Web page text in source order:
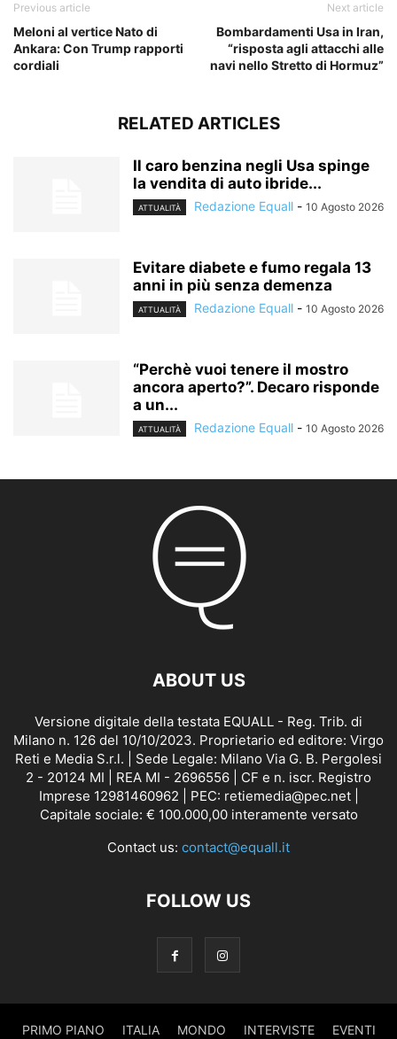
Previous article
Meloni al vertice Nato di
Ankara: Con Trump rapporti
cordiali
Next article
Bombardamenti Usa in Iran,
“risposta agli attacchi alle
navi nello Stretto di Hormuz”
RELATED ARTICLES
Il caro benzina negli Usa spinge
la vendita di auto ibride...
ATTUALITÀ Redazione Equall - 10 Agosto 2026
Evitare diabete e fumo regala 13
anni in più senza demenza
ATTUALITÀ Redazione Equall - 10 Agosto 2026
“Perchè vuoi tenere il mostro
ancora aperto?”. Decaro risponde
a un...
ATTUALITÀ Redazione Equall - 10 Agosto 2026
ABOUT US
Versione digitale della testata EQUALL - Reg. Trib. di
Milano n. 126 del 10/10/2023. Proprietario ed editore: Virgo
Reti e Media S.r.l. | Sede Legale: Milano Via G. B. Pergolesi
2 - 20124 MI | REA MI - 2696556 | CF e n. iscr. Registro
Imprese 12981460962 | PEC: retiemedia@pec.net |
Capitale sociale: € 100.000,00 interamente versato
Contact us: contact@equall.it
FOLLOW US
PRIMO PIANO ITALIA MONDO INTERVISTE EVENTI